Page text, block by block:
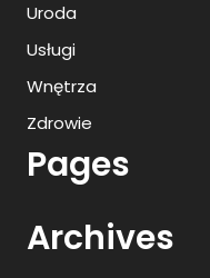
Uroda
Usługi
Wnętrza
Zdrowie
Pages
Archives